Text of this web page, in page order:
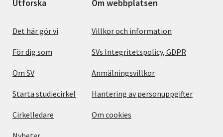
Utforska
Det här gör vi
För dig som
Om SV
Starta studiecirkel
Cirkelledare
Om webbplatsen
Villkor och information
SVs Integritetspolicy, GDPR
Anmälningsvillkor
Hantering av personuppgifter
Om cookies